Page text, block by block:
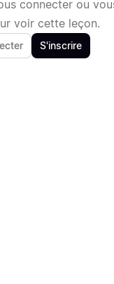
connecter ou
voir cette leçon.
S'inscrire